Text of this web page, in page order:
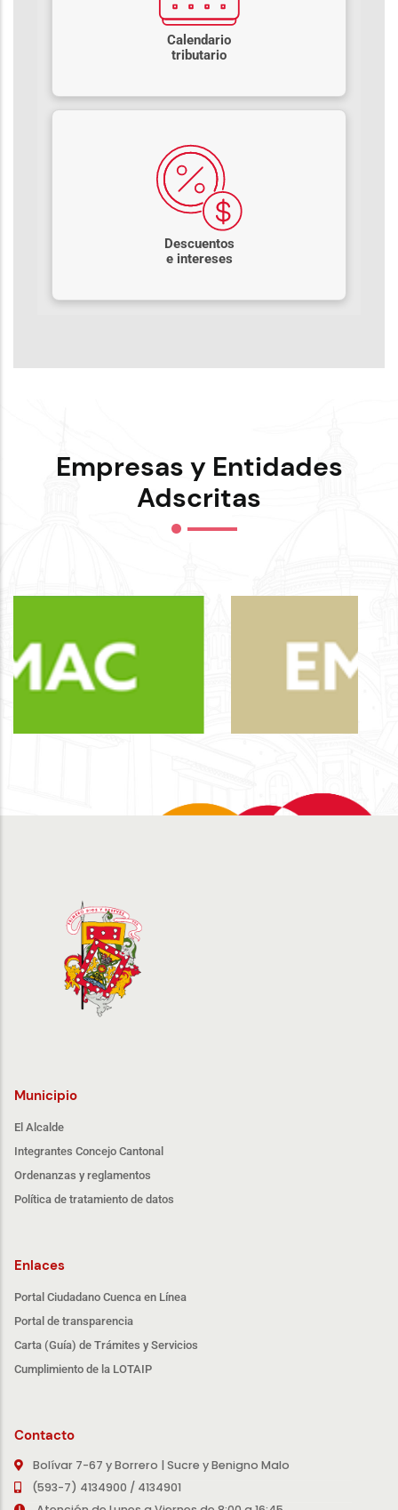
Calendario
tributario
Descuentos
e intereses
Empresas y Entidades
Adscritas
Municipio
El Alcalde
Integrantes Concejo Cantonal
Ordenanzas y reglamentos
Política de tratamiento de datos
Enlaces
Portal Ciudadano Cuenca en Línea
Portal de transparencia
Carta (Guía) de Trámites y Servicios
Cumplimiento de la LOTAIP
Contacto
Bolívar 7-67 y Borrero | Sucre y Benigno Malo
(593-7) 4134900 / 4134901